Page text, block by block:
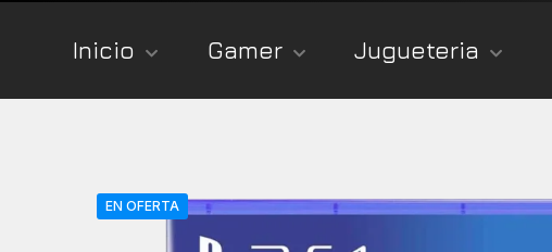
Inicio Gamer Jugueteria
EN OFERTA